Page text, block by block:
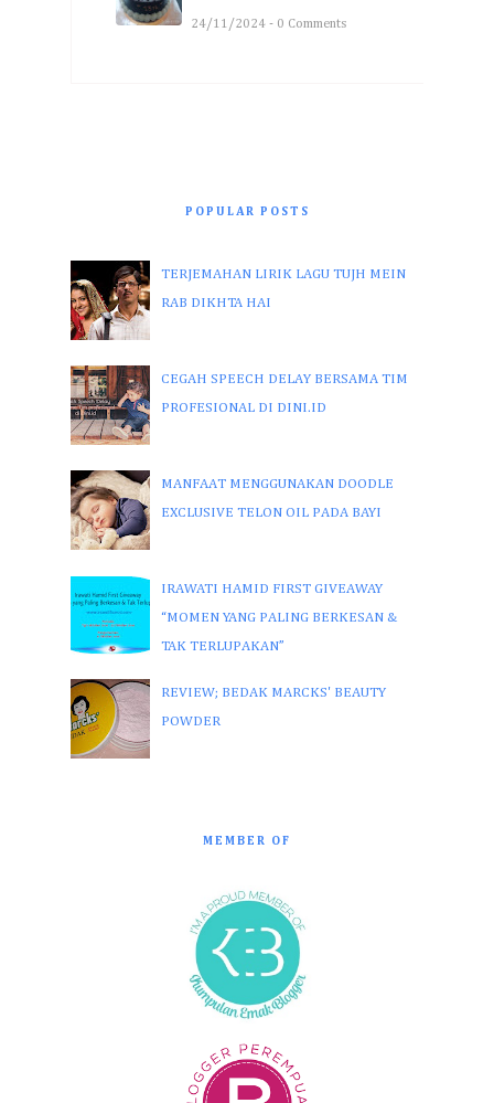
24/11/2024 - 0 Comments
POPULAR POSTS
TERJEMAHAN LIRIK LAGU TUJH MEIN
RAB DIKHTA HAI
CEGAH SPEECH DELAY BERSAMA TIM
PROFESIONAL DI DINI.ID
MANFAAT MENGGUNAKAN DOODLE
EXCLUSIVE TELON OIL PADA BAYI
IRAWATI HAMID FIRST GIVEAWAY
“MOMEN YANG PALING BERKESAN &
TAK TERLUPAKAN”
REVIEW; BEDAK MARCKS' BEAUTY
POWDER
MEMBER OF